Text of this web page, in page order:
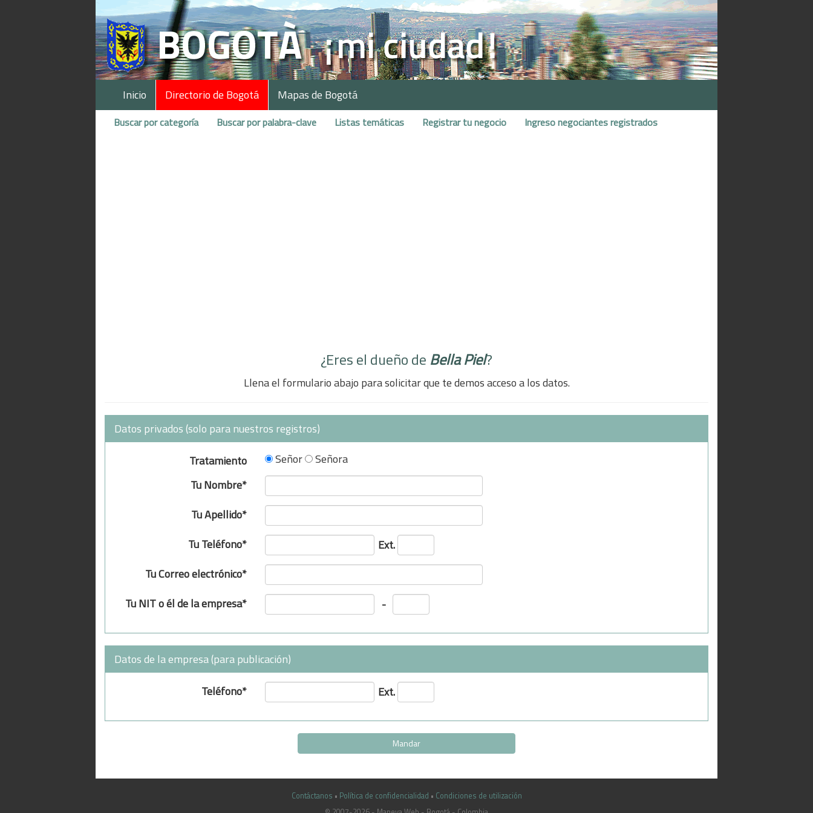
Inicio Directorio de Bogotá Mapas de Bogotá
Buscar por categoría Buscar por palabra-clave Listas temáticas Registrar tu negocio Ingreso negociantes registrados
¿Eres el dueño de Bella Piel?
Llena el formulario abajo para solicitar que te demos acceso a los datos.
Datos privados (solo para nuestros registros)
Tratamiento
Señor
Señora
Tu Nombre*
Tu Apellido*
Tu Teléfono*
Ext.
Tu Correo electrónico*
Tu NIT o él de la empresa*
-
Datos de la empresa (para publicación)
Teléfono*
Ext.
Contáctanos • Política de confidencialidad • Condiciones de utilización